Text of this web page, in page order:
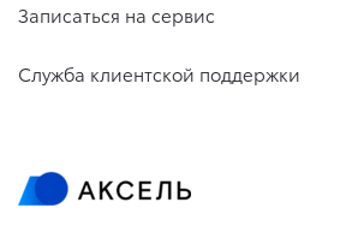
Записаться на сервис
Служба клиентской поддержки